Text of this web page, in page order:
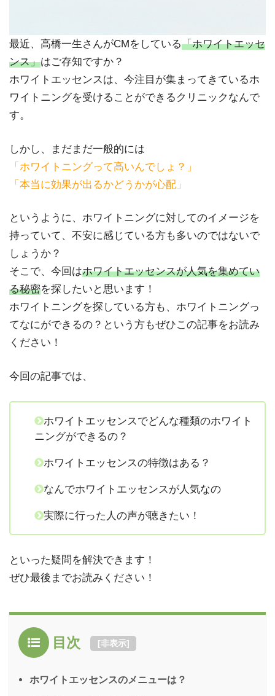
最近、高橋一生さんがCMをしている「ホワイトエッセ
ンス」はご存知ですか？
ホワイトエッセンスは、今注目が集まってきているホ
ワイトニングを受けることができるクリニックなんで
す。
しかし、まだまだ一般的には
「ホワイトニングって高いんでしょ？」
「本当に効果が出るかどうかが心配」
というように、ホワイトニングに対してのイメージを
持っていて、不安に感じている方も多いのではないで
しょうか？
そこで、今回はホワイトエッセンスが人気を集めてい
る秘密を探したいと思います！
ホワイトニングを探している方も、ホワイトニングっ
てなにができるの？という方もぜひこの記事をお読み
ください！
今回の記事では、
ホワイトエッセンスでどんな種類のホワイト
ニングができるの？
ホワイトエッセンスの特徴はある？
なんでホワイトエッセンスが人気なの
実際に行った人の声が聴きたい！
といった疑問を解決できます！
ぜひ最後までお読みください！
目次 [非表示]
ホワイトエッセンスのメニューは？